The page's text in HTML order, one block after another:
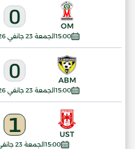
15:00الجمعة 23 جانفي 2026
OM
0
15:00الجمعة 23 جانفي 2026
ABM
0
15:00الجمعة 23 جانفي 2026
UST
1